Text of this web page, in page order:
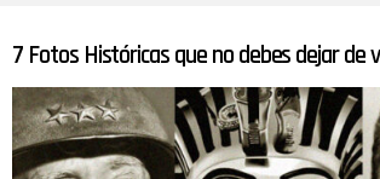
ÚLTIMAS
7 Fotos Históricas que no debes dejar de